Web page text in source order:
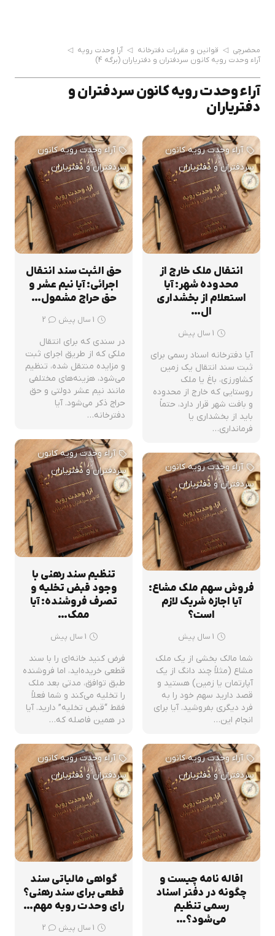
محضرچی ◁ قوانین و مقررات دفترخانه ◁ آرا وحدت رویه ◁
آراء وحدت رویه کانون سردفتران و دفتریاران (برگه 4)
آراء وحدت رویه کانون سردفتران و
دفتریاران
آراء وحدت رویه کانون
سردفتران و دفتریاران
انتقال ملک خارج از
محدوده شهر: آیا
استعلام از بخشداری
ال…
1 سال پیش
آیا دفترخانه اسناد رسمی برای
ثبت سند انتقال یک زمین
کشاورزی، باغ یا ملک
روستایی که خارج از محدوده
و بافت شهر قرار دارد، حتماً
باید از بخشداری یا
فرمانداری…
آراء وحدت رویه کانون
سردفتران و دفتریاران
حق الثبت سند انتقال
اجرائی: آیا نیم عشر و
حق حراج مشمول…
1 سال پیش 2دیدگاه
در سندی که برای انتقال
ملکی که از طریق اجرای ثبت
و مزایده منتقل شده، تنظیم
می‌شود، هزینه‌های مختلفی
مانند نیم عشر دولتی و حق
حراج ذکر می‌شود. آیا
دفترخانه…
آراء وحدت رویه کانون
سردفتران و دفتریاران
تنظیم سند رهنی با
وجود قبض تخلیه و
تصرف فروشنده: آیا
ممک…
1 سال پیش
فرض کنید خانه‌ای را با سند
قطعی خریده‌اید، اما فروشنده
طبق توافق، مدتی بعد ملک
را تخلیه می‌کند و شما فعلاً
فقط “قبض تخلیه” دارید. آیا
در همین فاصله که…
آراء وحدت رویه کانون
سردفتران و دفتریاران
فروش سهم ملک مشاع:
آیا اجازه شریک لازم
است؟
1 سال پیش
شما مالک بخشی از یک ملک
مشاع (مثلاً چند دانگ از یک
آپارتمان یا زمین) هستید و
قصد دارید سهم خود را به
فرد دیگری بفروشید. آیا برای
انجام این…
آراء وحدت رویه کانون
سردفتران و دفتریاران
اقاله نامه چیست و
چگونه در دفتر اسناد
رسمی تنظیم
می‌شود؟…
آراء وحدت رویه کانون
سردفتران و دفتریاران
گواهی مالیاتی سند
قطعی برای سند رهنی؟
رای وحدت رویه مهم…
1 سال پیش 2دیدگاه